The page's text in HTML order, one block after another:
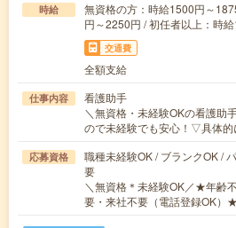
時給
無資格の方：時給1500円～
円～2250円 / 初任者以上：時
交通費
全額支給
仕事内容
看護助手
＼無資格・未経験OKの看護助
ので未経験でも安心！▽具体
応募資格
職種未経験OK / ブランクOK /
要
＼無資格＊未経験OK／★年齢
要・来社不要（電話登録OK